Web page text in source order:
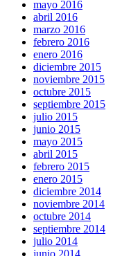
mayo 2016
abril 2016
marzo 2016
febrero 2016
enero 2016
diciembre 2015
noviembre 2015
octubre 2015
septiembre 2015
julio 2015
junio 2015
mayo 2015
abril 2015
febrero 2015
enero 2015
diciembre 2014
noviembre 2014
octubre 2014
septiembre 2014
julio 2014